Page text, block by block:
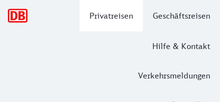
Privatreisen Geschäftsreisen
Hilfe & Kontakt
Verkehrsmeldungen